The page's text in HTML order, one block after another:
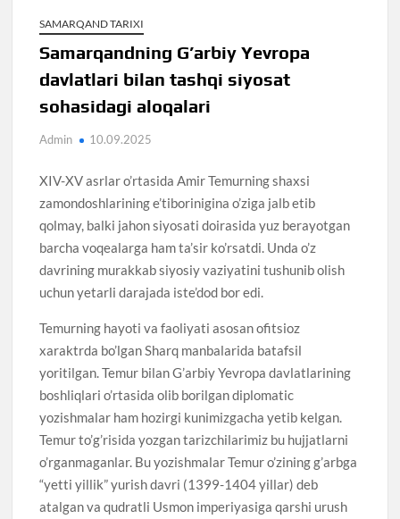
SAMARQAND TARIXI
Samarqandning G’arbiy Yevropa
davlatlari bilan tashqi siyosat
sohasidagi aloqalari
Admin 10.09.2025
XIV-XV asrlar o’rtasida Amir Temurning shaxsi
zamondoshlarining e’tiborinigina o’ziga jalb etib
qolmay, balki jahon siyosati doirasida yuz berayotgan
barcha voqealarga ham ta’sir ko’rsatdi. Unda o’z
davrining murakkab siyosiy vaziyatini tushunib olish
uchun yetarli darajada iste’dod bor edi.
Temurning hayoti va faoliyati asosan ofitsioz
xaraktrda bo’lgan Sharq manbalarida batafsil
yoritilgan. Temur bilan G’arbiy Yevropa davlatlarining
boshliqlari o’rtasida olib borilgan diplomatic
yozishmalar ham hozirgi kunimizgacha yetib kelgan.
Temur to’g’risida yozgan tarizchilarimiz bu hujjatlarni
o’rganmaganlar. Bu yozishmalar Temur o’zining g’arbga
“yetti yillik” yurish davri (1399-1404 yillar) deb
atalgan va qudratli Usmon imperiyasiga qarshi urush